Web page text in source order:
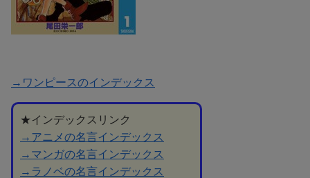
→ワンピースのインデックス
★インデックスリンク
→アニメの名言インデックス
→マンガの名言インデックス
→ラノベの名言インデックス